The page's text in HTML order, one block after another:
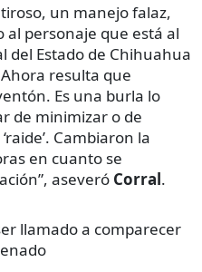
un manejo falaz,
personaje que está al
del Estado de Chihuahua
resulta que
Es una burla lo
de minimizar o de
Cambiaron la
en cuanto se
aseveró Corral.
llamado a comparecer